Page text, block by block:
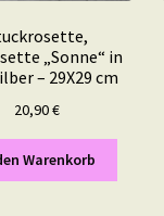
„Sonne“ in
– 29X29 cm
20,90€
Warenkorb